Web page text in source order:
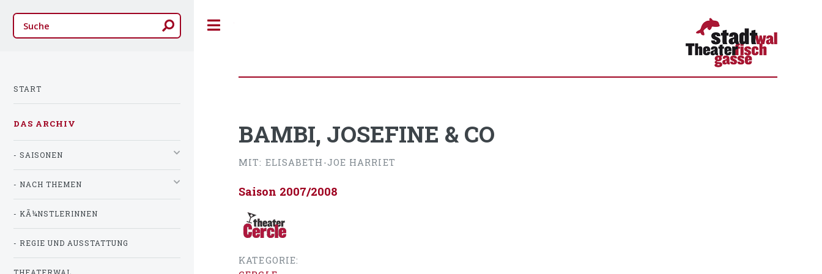
BAMBI, JOSEFINE & CO
MIT: ELISABETH-JOE HARRIET
Saison 2007/2008
KATEGORIE:
START
DAS ARCHIV
- SAISONEN
- NACH THEMEN
- KÃ¼NSTLERINNEN
- REGIE UND AUSSTATTUNG
Toggle